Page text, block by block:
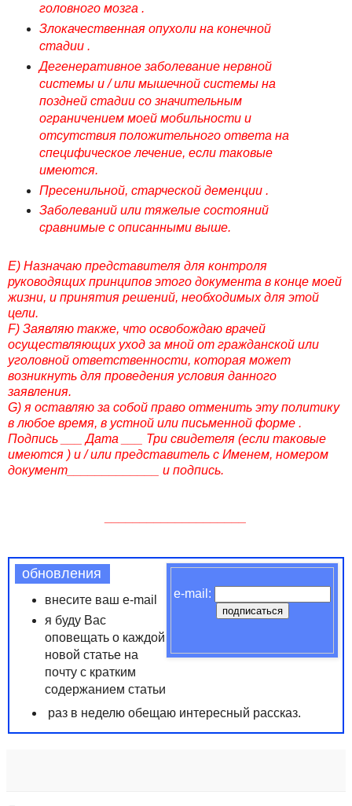
головного мозга .
Злокачественная опухоли на конечной
стадии .
Дегенеративное заболевание нервной
системы и / или мышечной системы на
поздней стадии со значительным
ограничением моей мобильности и
отсутствия положительного ответа на
специфическое лечение, если таковые
имеются.
Пресенильной, старческой деменции .
Заболеваний или тяжелые состояний
сравнимые с описанными выше.
Е) Назначаю представителя для контроля
руководящих принципов этого документа в конце моей
жизни, и принятия решений, необходимых для этой
цели.
F) Заявляю также, что освобождаю врачей
осуществляющих уход за мной от гражданской или
уголовной ответственности, которая может
возникнуть для проведения условия данного
заявления.
G) я оставляю за собой право отменить эту политику
в любое время, в устной или письменной форме .
Подпись ___ Дата ___ Три свидетеля (если таковые
имеются ) и / или представитель с Именем, номером
документ_____________ и подпись.
e-mail:
обновления
внесите ваш e-mail
я буду Вас
оповещать о каждой
новой статье на
почту с кратким
содержанием статьи
раз в неделю обещаю интересный рассказ.